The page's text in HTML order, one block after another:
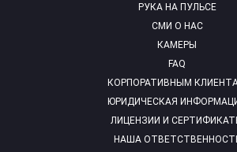
РУКА НА ПУЛЬСЕ
СМИ О НАС
КАМЕРЫ
FAQ
КОРПОРАТИВНЫМ
ЮРИДИЧЕСКАЯ
ЛИЦЕНЗИИ И
НАША